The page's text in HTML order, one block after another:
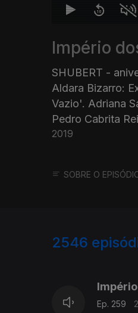
Império
SHUBERT -
Aldara Bizarro:
Vazio'. Adriana
Pedro Cabrita
2019
SOBRE O
2546
Ep. 259